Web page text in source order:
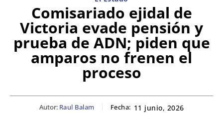
Comisariado ejidal de
Victoria evade pensión y
prueba de ADN; piden que
amparos no frenen el
proceso
Autor: Raul Balam Fecha: 11 junio, 2026